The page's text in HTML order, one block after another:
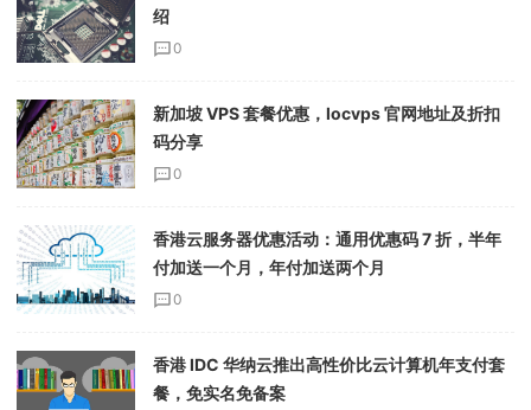
绍
0
新加坡 VPS 套餐优惠，locvps 官网地址及折扣
码分享
0
香港云服务器优惠活动：通用优惠码 7 折，半年
付加送一个月，年付加送两个月
0
香港 IDC 华纳云推出高性价比云计算机年支付套
餐，免实名免备案